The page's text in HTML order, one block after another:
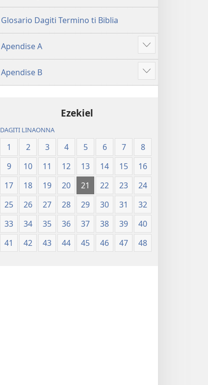
Glosario Dagiti Termino ti Biblia
Apendise A
Ipakita
ti
ad-
adu
Apendise B
Ipakita
ti
Ezekiel
DAGITI LINAONNA
1 2 3 4 5 6 7
8
9
10 11 12 13 14 15
16
17
18 19 20 21 22 23
24
25
26 27 28 29 30 31
32
33
34 35 36 37 38 39
40
41
42 43 44 45 46 47 48